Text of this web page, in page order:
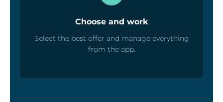
Choose and work
Select the best offer and manage everything
from the app.